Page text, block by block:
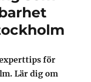
för
Lär dig om